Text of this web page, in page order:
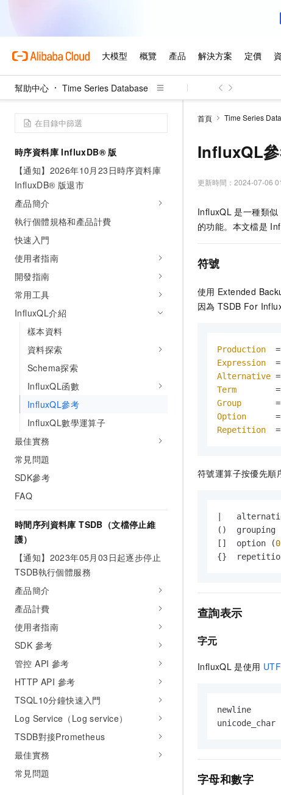
幫助中心 Time Series Database
時序資料庫 InfluxDB® 版
【通知】2026年10月23日時序資料庫
InfluxDB® 版退市
產品簡介
執行個體規格和產品計費
快速入門
使用者指南
開發指南
常用工具
InfluxQL介紹
樣本資料
資料探索
Schema探索
InfluxQL函數
InfluxQL參考
InfluxQL數學運算子
最佳實務
常見問題
SDK參考
FAQ
時間序列資料庫 TSDB（文檔停止維
護）
【通知】2023年05月03日起逐步停止
TSDB執行個體服務
產品簡介
產品計費
使用者指南
SDK 參考
管控 API 參考
HTTP API 參考
TSQL10分鐘快速入門
Log Service（Log service）
TSDB對接Prometheus
最佳實務
常見問題
首頁 Time Series
InfluxQL
更新時間： 2024-07-06
InfluxQL 是一種類似
的功能。本文檔是
符號
使用 Extended
因為 TSDB For
Production
Expression
  =
Alternative =
Term
Group
       =
Option
      =
Repetition
  =
符號運算子按優先順
|
()  grouping
[]  option (0
{}
查詢表示
字元
InfluxQL 是使用
newline
字母和數字